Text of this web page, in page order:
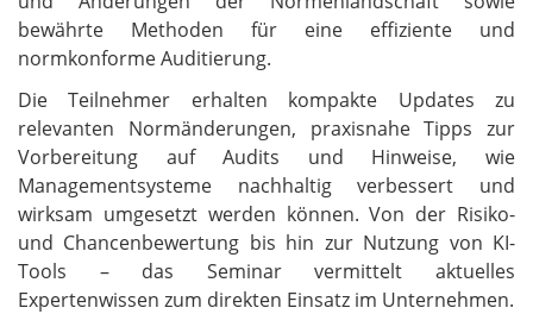
bewährte Methoden für eine effiziente und
normkonforme Auditierung.
Die Teilnehmer erhalten kompakte Updates zu
relevanten Normänderungen, praxisnahe Tipps zur
Vorbereitung auf Audits und Hinweise, wie
Managementsysteme nachhaltig verbessert und
wirksam umgesetzt werden können. Von der Risiko-
und Chancenbewertung bis hin zur Nutzung von KI-
Tools – das Seminar vermittelt aktuelles
Expertenwissen zum direkten Einsatz im Unternehmen.